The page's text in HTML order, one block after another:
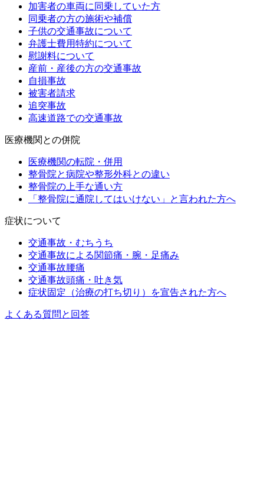
加害者の車両に同乗していた方
同乗者の方の施術や補償
子供の交通事故について
弁護士費用特約について
慰謝料について
産前・産後の方の交通事故
自損事故
被害者請求
追突事故
高速道路での交通事故
医療機関との併院
医療機関の転院・併用
整骨院と病院や整形外科との違い
整骨院の上手な通い方
「整骨院に通院してはいけない」と言われた方へ
症状について
交通事故・むちうち
交通事故による関節痛・腕・足痛み
交通事故腰痛
交通事故頭痛・吐き気
症状固定（治療の打ち切り）を宣告された方へ
よくある質問と回答